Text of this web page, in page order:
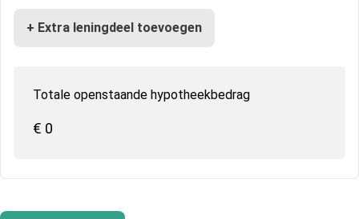
+ Extra leningdeel toevoegen
Totale openstaande hypotheekbedrag
€ 0